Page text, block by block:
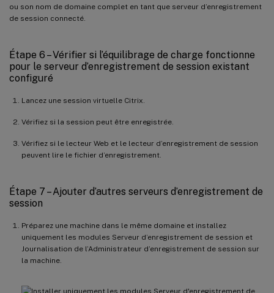
ou son nom de domaine complet en tant que serveur d’enregistrement
de session connecté.
Étape 6 – Vérifier si l’équilibrage de charge fonctionne
pour le serveur d’enregistrement de session existant
configuré
Lancez une session virtuelle Citrix.
Vérifiez si la session peut être enregistrée.
Vérifiez si le lecteur Web et le lecteur d’enregistrement de session
peuvent lire le fichier d’enregistrement.
Étape 7 – Ajouter d’autres serveurs d’enregistrement de
session
Préparez une machine dans le même domaine et installez
uniquement les modules Serveur d’enregistrement de session et
Journalisation de l’Administrateur d’enregistrement de session sur
la machine.